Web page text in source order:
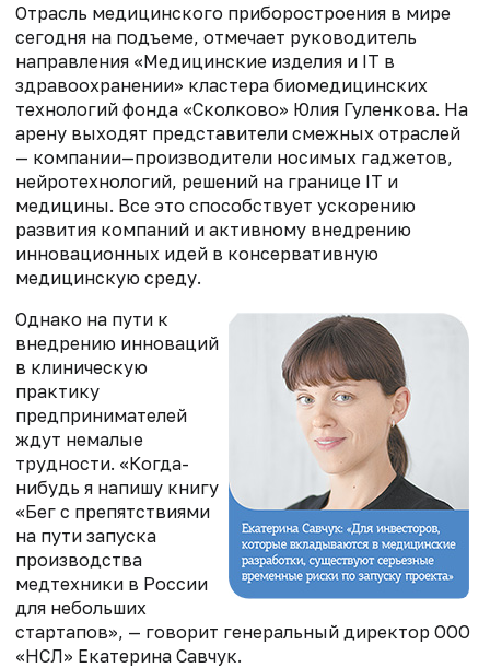
Отрасль медицинского приборостроения в мире
сегодня на подъеме, отмечает руководитель
направления «Медицинские изделия и IТ в
здравоохранении» кластера биомедицинских
технологий фонда «Сколково» Юлия Гуленкова. На
арену выходят представители смежных отраслей
— компании—производители носимых гаджетов,
нейротехнологий, решений на границе IТ и
медицины. Все это способствует ускорению
развития компаний и активному внедрению
инновационных идей в консервативную
медицинскую среду.
Однако на пути к
внедрению инноваций
в клиническую
практику
предпринимателей
ждут немалые
трудности. «Когда-
нибудь я напишу книгу
«Бег с препятствиями
на пути запуска
производства
медтехники в России
для небольших
стартапов», — говорит генеральный директор ООО
«НСЛ» Екатерина Савчук.